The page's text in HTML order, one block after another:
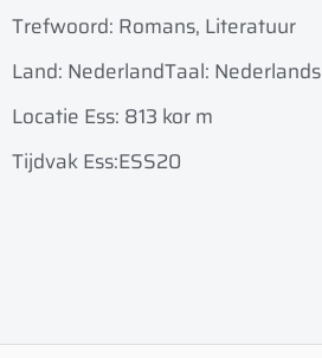
Trefwoord: Romans, Literatuur
Land: NederlandTaal: Nederlands
Locatie Ess: 813 kor m
Tijdvak Ess:ESS20